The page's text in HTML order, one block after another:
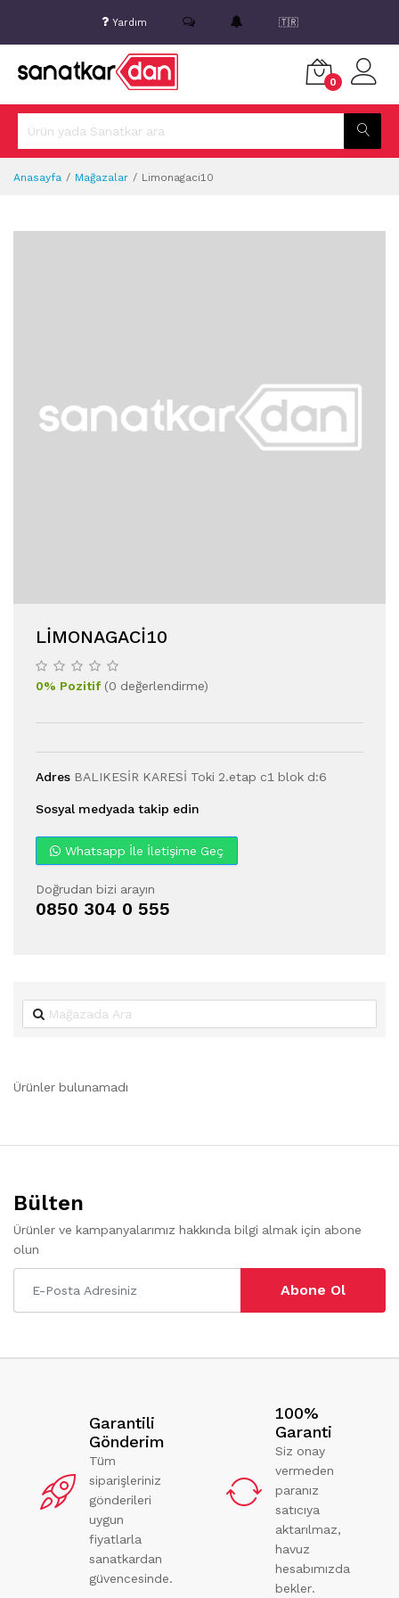
Yardım 🇹🇷
0
Anasayfa Mağazalar Limonagaci10
LIMONAGACI10
0% Pozitif(0 değerlendirme)
Adres BALIKESİR KARESİ Toki 2.etap c1 blok d:6
Sosyal medyada takip edin
Whatsapp İle İletişime Geç
Doğrudan bizi arayın
0850 304 0 555
Ürünler bulunamadı
Bülten
Ürünler ve kampanyalarımız hakkında bilgi almak için abone
olun
Abone Ol
Garantili
Gönderim
Tüm
siparişleriniz
gönderileri
uygun
fiyatlarla
sanatkardan
güvencesinde.
100%
Garanti
Siz onay
vermeden
paranız
satıcıya
aktarılmaz,
havuz
hesabımızda
bekler.